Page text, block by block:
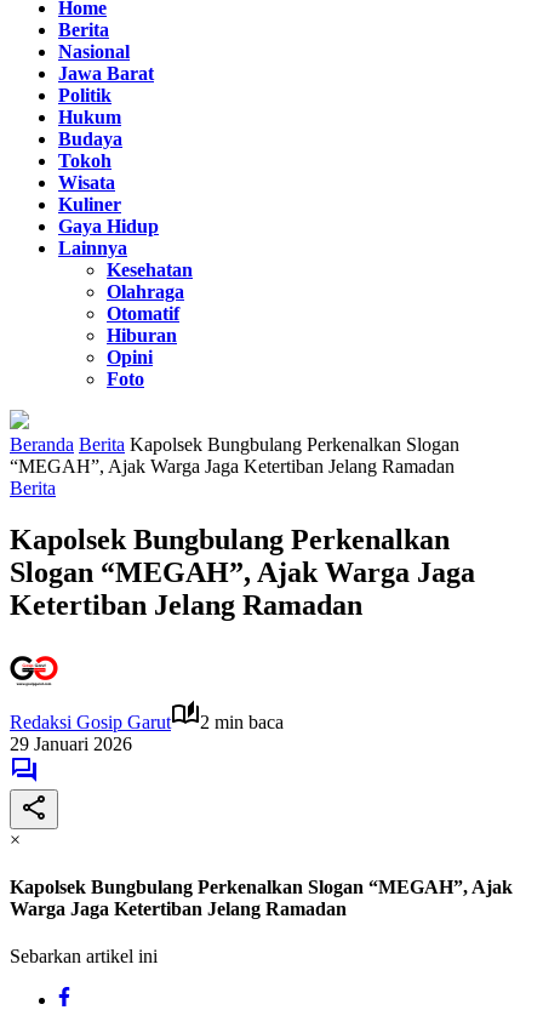
Home
Berita
Nasional
Jawa Barat
Politik
Hukum
Budaya
Tokoh
Wisata
Kuliner
Gaya Hidup
Lainnya
Kesehatan
Olahraga
Otomatif
Hiburan
Opini
Foto
Beranda Berita Kapolsek Bungbulang Perkenalkan Slogan
“MEGAH”, Ajak Warga Jaga Ketertiban Jelang Ramadan
Berita
Kapolsek Bungbulang Perkenalkan
Slogan “MEGAH”, Ajak Warga Jaga
Ketertiban Jelang Ramadan
Redaksi Gosip Garut
2 min baca
29 Januari 2026
×
Kapolsek Bungbulang Perkenalkan Slogan “MEGAH”, Ajak
Warga Jaga Ketertiban Jelang Ramadan
Sebarkan artikel ini